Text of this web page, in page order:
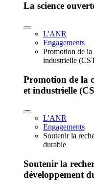
La science
L'ANR
Engagements
Promotion de
industrielle
Promotion de la
et industrielle
L'ANR
Engagements
Soutenir la
durable
Soutenir la
développement